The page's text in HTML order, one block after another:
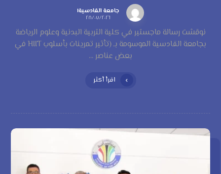
جامعة القادسية١
٢٨/٠٧/٢٠٢٦
نوقشت رسالة ماجستير في كلية التربية البدنية وعلوم الرياضة
بجامعة القادسية الموسومة بـ (تأثير تمرينات بأسلوب HIIT في
بعض عناصر ...
اقرأ أكثر